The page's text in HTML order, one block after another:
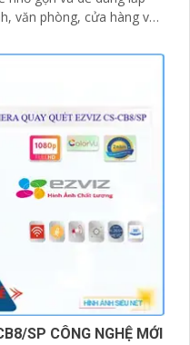
văn phòng, cửa hàng và
SP CÔNG NGHỆ MỚI